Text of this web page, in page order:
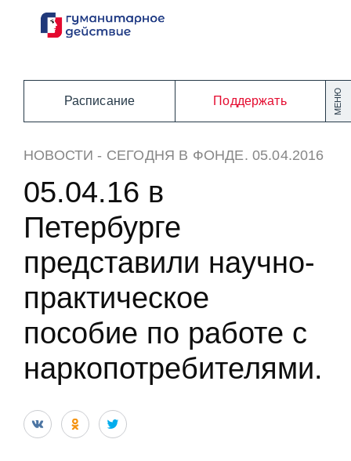
Перейти
МЕНЮ
Расписание Поддержать
НОВОСТИ - СЕГОДНЯ В ФОНДЕ. 05.04.2016
05.04.16 в
Петербурге
представили научно-
практическое
пособие по работе с
наркопотребителями.